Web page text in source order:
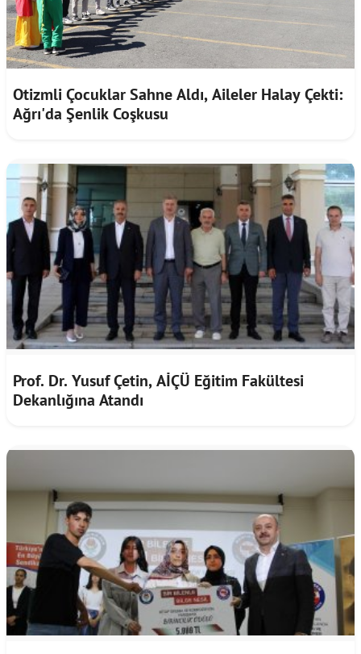
Otizmli Çocuklar Sahne Aldı, Aileler Halay Çekti:
Ağrı'da Şenlik Coşkusu
Prof. Dr. Yusuf Çetin, AİÇÜ Eğitim Fakültesi
Dekanlığına Atandı